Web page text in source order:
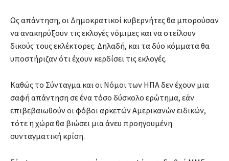
Ως απάντηση, οι Δημοκρατικοί κυβερνήτες θα μπορούσαν
να ανακηρύξουν τις εκλογές νόμιμες και να στείλουν
δικούς τους εκλέκτορες. Δηλαδή, και τα δύο κόμματα θα
υποστήριζαν ότι έχουν κερδίσει τις εκλογές.
Καθώς το Σύνταγμα και οι Νόμοι των ΗΠΑ δεν έχουν μια
σαφή απάντηση σε ένα τόσο δύσκολο ερώτημα, εάν
επιβεβαιωθούν οι φόβοι αρκετών Αμερικανών ειδικών,
τότε η χώρα θα βιώσει μια άνευ προηγουμένη
συνταγματική κρίση.